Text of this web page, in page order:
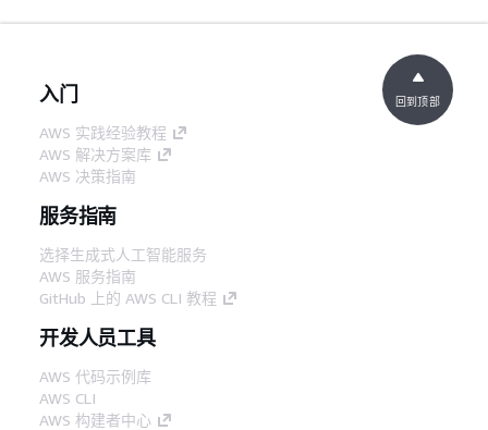
入门
AWS 实践经验教程
AWS 解决方案库
AWS 决策指南
服务指南
选择生成式人工智能服务
AWS 服务指南
GitHub 上的 AWS CLI 教程
开发人员工具
AWS 代码示例库
AWS CLI
AWS 构建者中心
回到顶部